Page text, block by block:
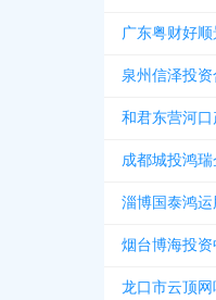
广东粤财好
泉州信泽投
和君东营河
成都城投鸿
淄博国泰鸿
烟台博海投
龙口市云顶网